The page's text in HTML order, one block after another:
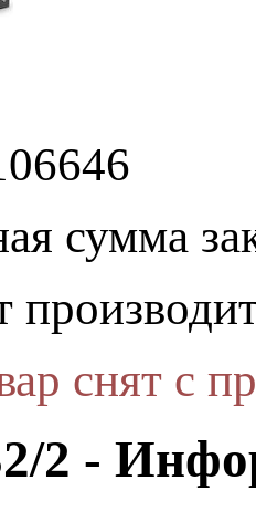
сумма
снят с
2 -